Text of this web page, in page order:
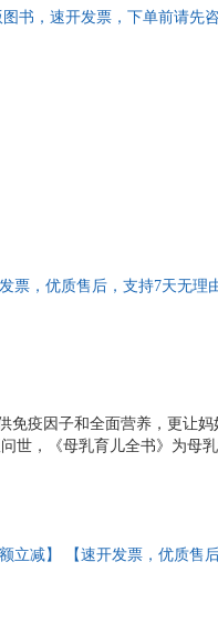
书，速开发票，下单前请先
票，优质售后，支持7天无理
疫因子和全面营养，更让妈
世，《母乳育儿全书》为母
修订升级的第8版，美国畅
心的哺乳策略 ★根据宝宝的
减】 【速开发票，优质售